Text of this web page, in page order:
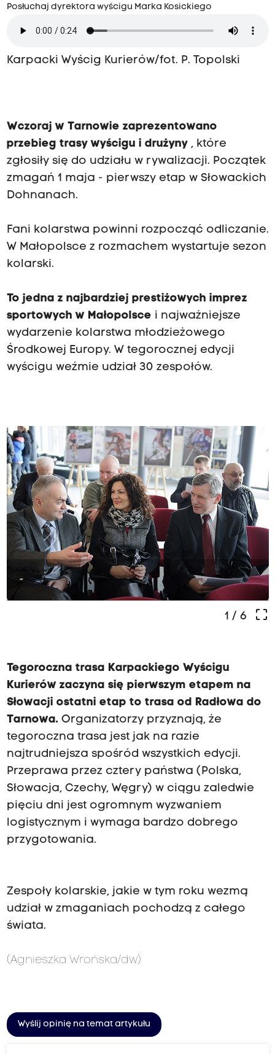
Posłuchaj dyrektora wyścigu Marka Kosickiego
Karpacki Wyścig Kurierów/fot. P. Topolski
Wczoraj w Tarnowie zaprezentowano
przebieg trasy wyścigu i drużyny, które
zgłosiły się do udziału w rywalizacji. Początek
zmagań 1 maja - pierwszy etap w Słowackich
Dohnanach.
Fani kolarstwa powinni rozpocząć odliczanie.
W Małopolsce z rozmachem wystartuje sezon
kolarski.
To jedna z najbardziej prestiżowych imprez
sportowych w Małopolsce i najważniejsze
wydarzenie kolarstwa młodzieżowego
Środkowej Europy. W tegorocznej edycji
wyścigu weźmie udział 30 zespołów.
-
crop_free
1 / 6
Tegoroczna trasa Karpackiego Wyścigu
Kurierów zaczyna się pierwszym etapem na
Słowacji ostatni etap to trasa od Radłowa do
Tarnowa.Organizatorzy przyznają, że
tegoroczna trasa jest jak na razie
najtrudniejsza spośród wszystkich edycji.
Przeprawa przez cztery państwa (Polska,
Słowacja, Czechy, Węgry) w ciągu zaledwie
pięciu dni jest ogromnym wyzwaniem
logistycznym i wymaga bardzo dobrego
przygotowania.
Zespoły kolarskie, jakie w tym roku wezmą
udział w zmaganiach pochodzą z całego
świata.
(Agnieszka Wrońska/dw)
Wyślij opinię na temat artykułu